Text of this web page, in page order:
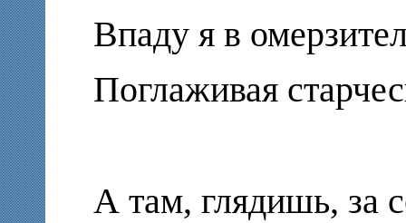
Впаду я в
Поглаживая
А там, глядишь, за